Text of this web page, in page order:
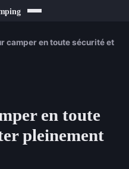
camper en toute sécurité et
en toute
pleinement